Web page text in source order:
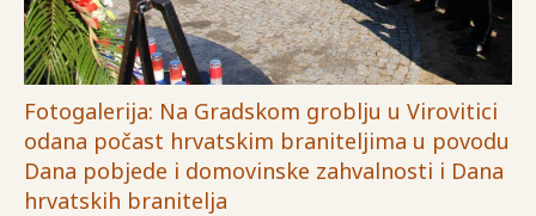
Fotogalerija: Na Gradskom groblju u Virovitici
odana počast hrvatskim braniteljima u povodu
Dana pobjede i domovinske zahvalnosti i Dana
hrvatskih branitelja